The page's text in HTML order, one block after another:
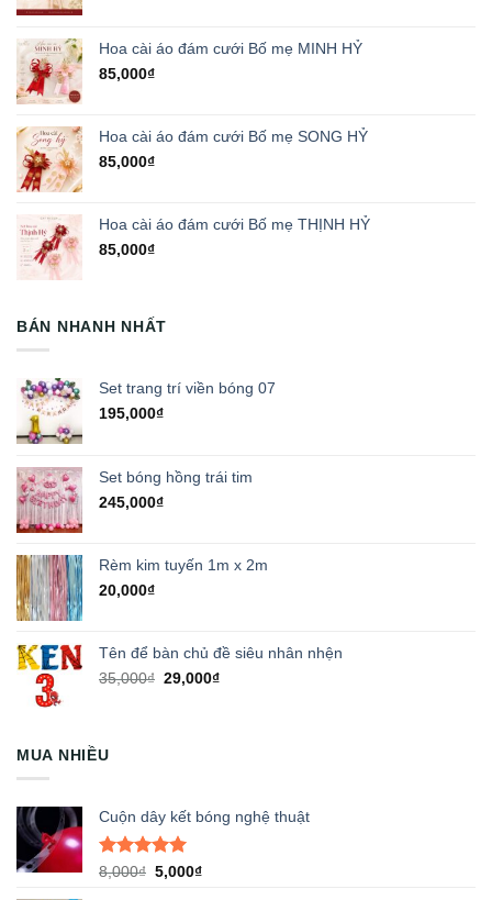
Hoa cài áo đám cưới Bố mẹ MINH HỶ
85,000₫
Hoa cài áo đám cưới Bố mẹ SONG HỶ
85,000₫
Hoa cài áo đám cưới Bố mẹ THỊNH HỶ
85,000₫
BÁN NHANH NHẤT
Set trang trí viền bóng 07
195,000₫
Set bóng hồng trái tim
245,000₫
Rèm kim tuyến 1m x 2m
20,000₫
Tên để bàn chủ đề siêu nhân nhện
35,000₫ Giá
29,000₫Giá
MUA NHIỀU
Cuộn dây kết bóng nghệ thuật
Được xếp
8,000₫ Giá
5,000₫Giá